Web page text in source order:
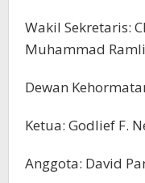
Wakil Sekretaris:
Muhammad
Dewan
Ketua: Godlief F.
Anggota: David